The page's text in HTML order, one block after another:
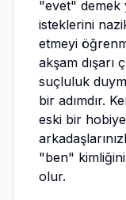
"evet" demek
isteklerini
etmeyi
akşam dışarı
suçluluk
bir adımdır.
eski bir
"ben" kimliğini
olur.